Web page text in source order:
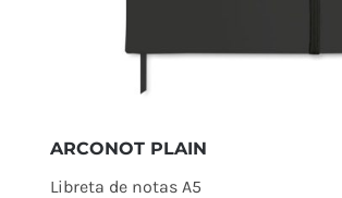
ARCONOT PLAIN
Libreta de notas A5